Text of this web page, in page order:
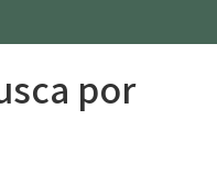
Canais
por